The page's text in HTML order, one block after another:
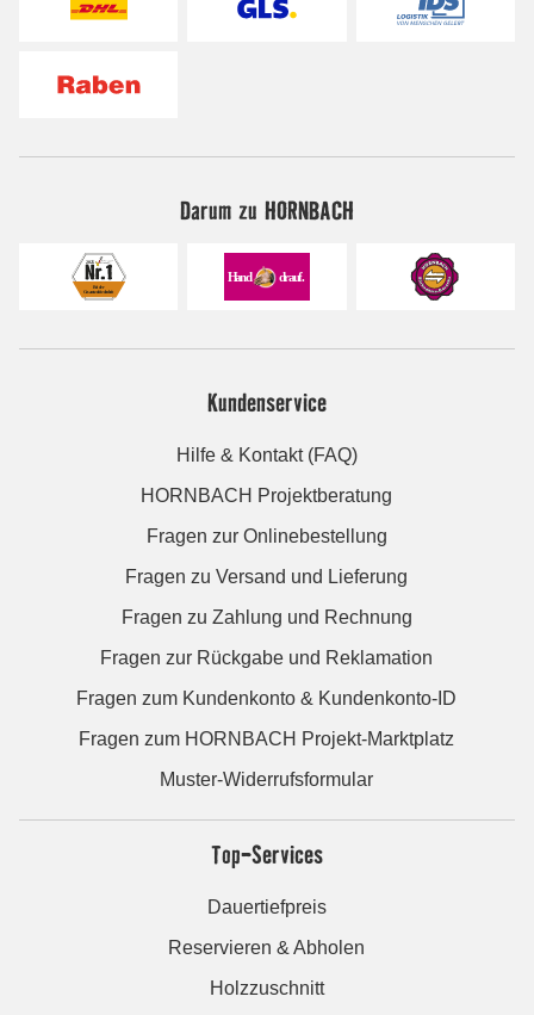
Darum zu HORNBACH
Kundenservice
Hilfe & Kontakt (FAQ)
HORNBACH Projektberatung
Fragen zur Onlinebestellung
Fragen zu Versand und Lieferung
Fragen zu Zahlung und Rechnung
Fragen zur Rückgabe und Reklamation
Fragen zum Kundenkonto & Kundenkonto-ID
Fragen zum HORNBACH Projekt-Marktplatz
Muster-Widerrufsformular
Top-Services
Dauertiefpreis
Reservieren & Abholen
Holzzuschnitt